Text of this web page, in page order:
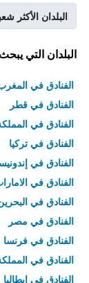
البلدان الأكثر
البلدان التي
الفنادق في
الفنادق في قطر
الفنادق في
الفنادق في تركيا
الفنادق في
الفنادق في
الفنادق في
الفنادق في مصر
الفنادق في فرنسا
الفنادق في
الفنادق في إيطاليا